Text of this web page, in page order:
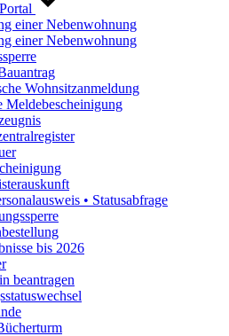
einer Nebenwohnung
einer Nebenwohnung
Wohnsitzanmeldung
Meldebescheinigung
• Statusabfrage
bis 2026
beantragen